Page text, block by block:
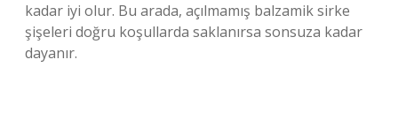
kadar iyi olur. Bu arada, açılmamış balzamik sirke
şişeleri doğru koşullarda saklanırsa sonsuza kadar
dayanır.